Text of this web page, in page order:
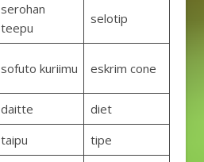
serohan
teepu
selotip
sofuto kuriimu eskrim cone
daitte
diet
taipu
tipe